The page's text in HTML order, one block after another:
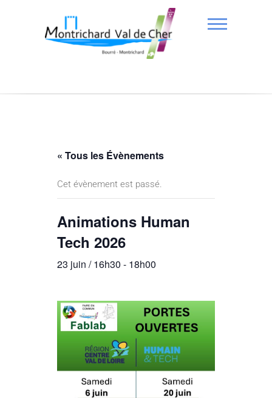
« Tous les Évènements
Cet évènement est passé.
Animations Human
Tech 2026
23 juin / 16h30 - 18h00